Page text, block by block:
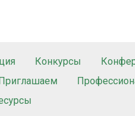
Конкурсы
Приглашаем